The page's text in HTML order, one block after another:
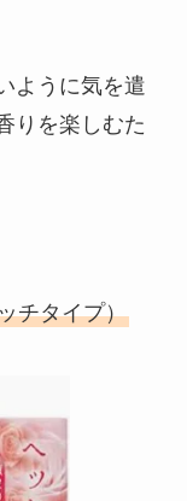
ように気を遣
りを楽しむた
チタイプ）